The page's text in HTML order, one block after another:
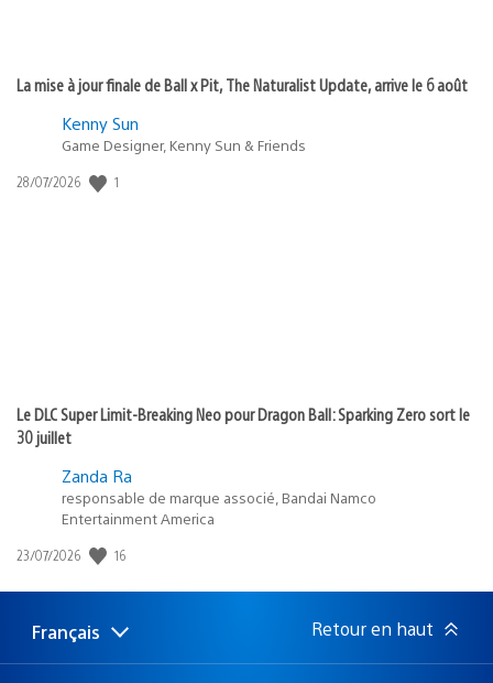
La mise à jour finale de Ball x Pit, The Naturalist Update, arrive le 6 août
Kenny Sun
Game Designer, Kenny Sun & Friends
Date
28/07/2026 1
Le DLC Super Limit-Breaking Neo pour Dragon Ball: Sparking Zero sort le
30 juillet
Zanda Ra
responsable de marque associé, Bandai Namco
Entertainment America
Date
publication
23/07/2026 16
Choisir
une
Région
actuelle
Français Retour en haut